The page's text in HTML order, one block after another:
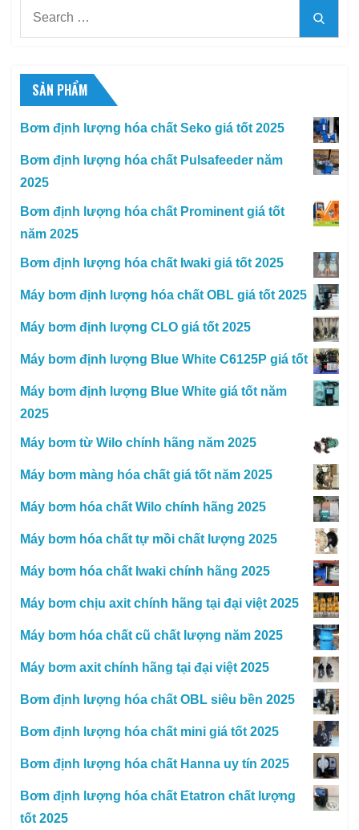
SẢN PHẨM
Bơm định lượng hóa chất Seko giá tốt 2025
Bơm định lượng hóa chất Pulsafeeder năm
2025
Bơm định lượng hóa chất Prominent giá tốt
năm 2025
Bơm định lượng hóa chất Iwaki giá tốt 2025
Máy bơm định lượng hóa chất OBL giá tốt 2025
Máy bơm định lượng CLO giá tốt 2025
Máy bơm định lượng Blue White C6125P giá tốt
Máy bơm định lượng Blue White giá tốt năm
2025
Máy bơm từ Wilo chính hãng năm 2025
Máy bơm màng hóa chất giá tốt năm 2025
Máy bơm hóa chất Wilo chính hãng 2025
Máy bơm hóa chất tự mồi chất lượng 2025
Máy bơm hóa chất Iwaki chính hãng 2025
Máy bơm chịu axit chính hãng tại đại việt 2025
Máy bơm hóa chất cũ chất lượng năm 2025
Máy bơm axit chính hãng tại đại việt 2025
Bơm định lượng hóa chất OBL siêu bền 2025
Bơm định lượng hóa chất mini giá tốt 2025
Bơm định lượng hóa chất Hanna uy tín 2025
Bơm định lượng hóa chất Etatron chất lượng
tốt 2025